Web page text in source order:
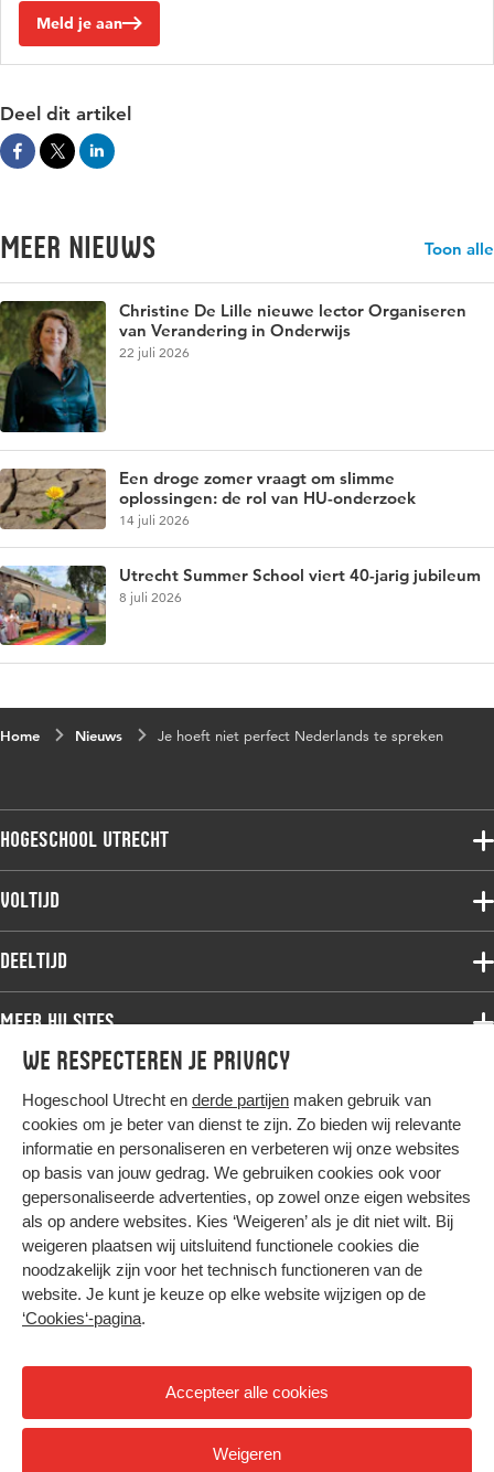
We respecteren je privacy
Hogeschool Utrecht en derde partijen maken gebruik van
cookies om je beter van dienst te zijn. Zo bieden wij relevante
informatie en personaliseren en verbeteren wij onze websites
op basis van jouw gedrag. We gebruiken cookies ook voor
gepersonaliseerde advertenties, op zowel onze eigen websites
als op andere websites. Kies ‘Weigeren’ als je dit niet wilt. Bij
weigeren plaatsen wij uitsluitend functionele cookies die
noodzakelijk zijn voor het technisch functioneren van de
website. Je kunt je keuze op elke website wijzigen op de
‘Cookies‘-pagina.
Accepteer alle cookies
Weigeren
Meld je aan
Deel dit artikel
Meer nieuws Toon alle
Christine De Lille nieuwe lector Organiseren
van Verandering in Onderwijs
22 juli 2026
Een droge zomer vraagt om slimme
oplossingen: de rol van HU-onderzoek
14 juli 2026
Utrecht Summer School viert 40-jarig jubileum
8 juli 2026
Home Nieuws Je hoeft niet perfect Nederlands te spreken
Hogeschool Utrecht
Voltijdopleidingen
Deeltijdopleidingen
Onderzoek
Werken bij de HU
Contact
Voltijd
Associate degree
Bachelor
Master
Studiekeuze voltijd
Deeltijd
Associate degree
Bachelor
Master
Post-master
Studiekeuze deeltijd
Meer HU sites
HU International
HU Bibliotheek
HU Ontwikkelt
Duurzame HU
Intranet
Trajectum
Hier komt alles samen
Colofon
Privacy
Cookies
Nieuwsbrief
Hoog contrast